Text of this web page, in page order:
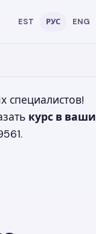
EST РУС ENG
специалистов!
курс в ваши